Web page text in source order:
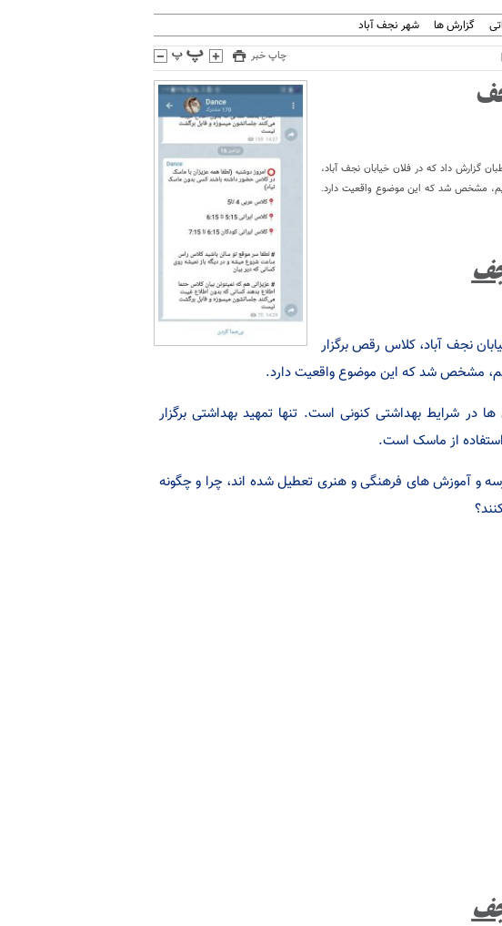
گزارش ها شهر نجف آباد
چاپ خبر
گزارش داد که در فلان خیابان نجف آباد،
مشخص شد که این موضوع واقعیت دارد.
نجف آباد، کلاس رقص برگزار
مشخص شد که این موضوع واقعیت دارد.
در شرایط بهداشتی کنونی است. تنها تمهید بهداشتی برگزار
از ماسک است.
و آموزش های فرهنگی و هنری تعطیل شده اند، چرا و چگونه